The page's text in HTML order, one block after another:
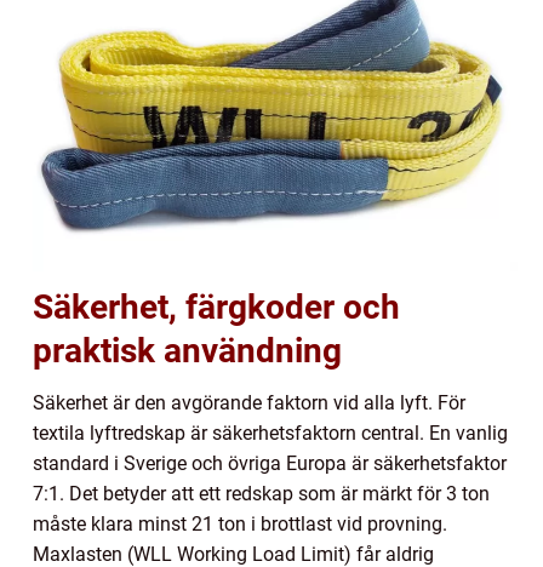
Säkerhet, färgkoder och
praktisk användning
Säkerhet är den avgörande faktorn vid alla lyft. För
textila lyftredskap är säkerhetsfaktorn central. En vanlig
standard i Sverige och övriga Europa är säkerhetsfaktor
7:1. Det betyder att ett redskap som är märkt för 3 ton
måste klara minst 21 ton i brottlast vid provning.
Maxlasten (WLL Working Load Limit) får aldrig